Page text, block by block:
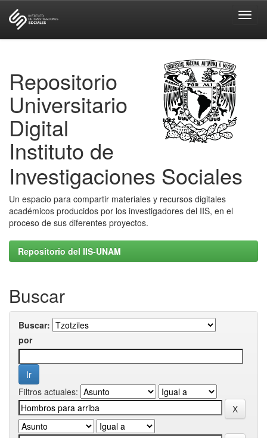
Repositorio
Universitario
Digital
Instituto de
Investigaciones Sociales
Un espacio para compartir materiales y recursos digitales
académicos producidos por los investigadores del IIS, en el
proceso de sus diferentes proyectos.
Repositorio del IIS-UNAM
Buscar
Buscar:
por
Filtros actuales: